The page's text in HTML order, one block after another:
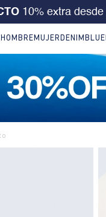
Solo este FDS
HOMBRE MUJER DENIM